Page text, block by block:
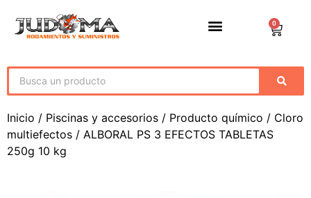
0
Inicio / Piscinas y accesorios / Producto químico / Cloro
multiefectos / ALBORAL PS 3 EFECTOS TABLETAS
250g 10 kg